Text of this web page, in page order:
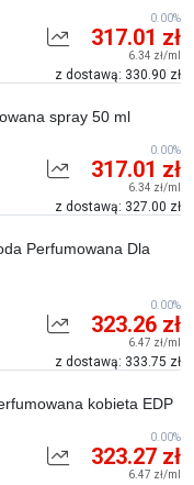
317.01 zł
6.34 zł/ml
z dostawą: 330.90 zł
0.00%
spray 50 ml
317.01 zł
6.34 zł/ml
z dostawą: 327.00 zł
0.00%
Perfumowana Dla
323.26 zł
6.47 zł/ml
z dostawą: 333.75 zł
0.00%
kobieta EDP
323.27 zł
6.47 zł/ml
0.00%